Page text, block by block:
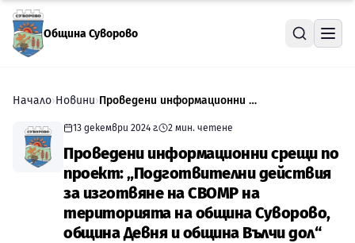
Прескочи към съдържанието
Община Суворово
Начало›Новини› Проведени информационни срещи по проект: „Подготвителни действия за изготвяне на СВОМР на територията на община Суворово, община Девня и община Вълчи дол“
13 декември 2024 г. 2 мин. четене
Проведени информационни срещи по
проект: „Подготвителни действия
за изготвяне на СВОМР на
територията на община Суворово,
община Девня и община Вълчи дол“